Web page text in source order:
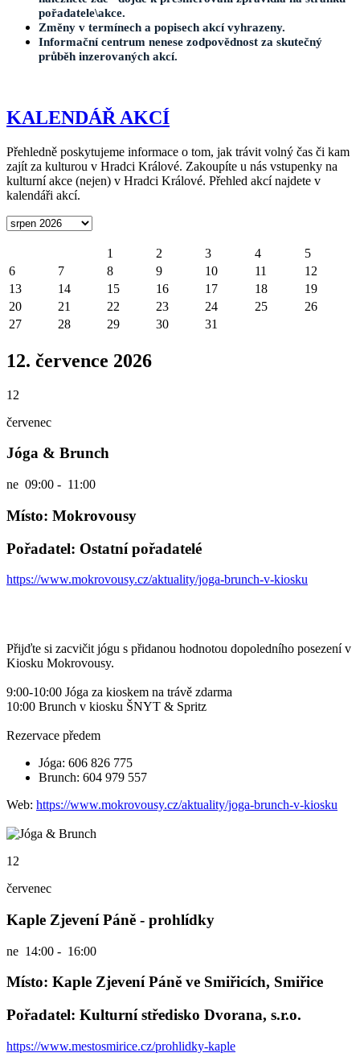
pořadatele\akce.
Změny v termínech a popisech akcí vyhrazeny.
Informační centrum nenese zodpovědnost za skutečný
průběh inzerovaných akcí.
KALENDÁŘ AKCÍ
Přehledně poskytujeme informace o tom, jak trávit volný čas či kam
zajít za kulturou v Hradci Králové. Zakoupíte u nás vstupenky na
kulturní akce (nejen) v Hradci Králové. Přehled akcí najdete v
kalendáři akcí.
1 2 3 4
5
6
7 8 9 10 11
12
13
14 15 16 17 18
19
20
21 22 23 24 25
26
27
28 29 30 31
12. července 2026
12
červenec
Jóga & Brunch
ne 09:00 - 11:00
Místo: Mokrovousy
Pořadatel: Ostatní pořadatelé
https://www.mokrovousy.cz/aktuality/joga-brunch-v-kiosku
Přijďte si zacvičit jógu s přidanou hodnotou dopoledního posezení v
Kiosku Mokrovousy.
9:00-10:00 Jóga za kioskem na trávě zdarma
10:00 Brunch v kiosku ŠNYT & Spritz
Rezervace předem
Jóga: 606 826 775
Brunch: 604 979 557
Web: https://www.mokrovousy.cz/aktuality/joga-brunch-v-kiosku
12
červenec
Kaple Zjevení Páně - prohlídky
ne 14:00 - 16:00
Místo: Kaple Zjevení Páně ve Smiřicích, Smiřice
Pořadatel: Kulturní středisko Dvorana, s.r.o.
https://www.mestosmirice.cz/prohlidky-kaple